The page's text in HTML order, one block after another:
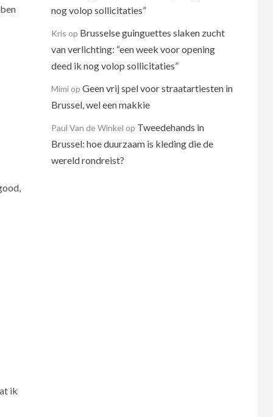
ik
nog volop sollicitaties”
Kris op Brusselse guinguettes slaken zucht
van verlichting: “een week voor opening
deed ik nog volop sollicitaties”
Mimiop Geen vrij spel voor straatartiesten in
Brussel, wel een makkie
Paul Van de Winkel op Tweedehands in
Brussel: hoe duurzaam is kleding die de
wereld rondreist?